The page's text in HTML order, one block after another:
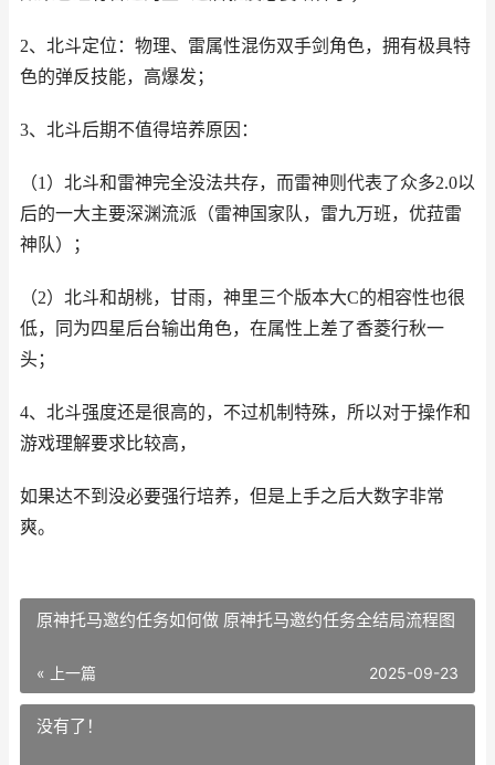
2、北斗定位：物理、雷属性混伤双手剑角色，拥有极具特
色的弹反技能，高爆发；
3、北斗后期不值得培养原因：
（1）北斗和雷神完全没法共存，而雷神则代表了众多2.0以
后的一大主要深渊流派（雷神国家队，雷九万班，优菈雷
神队）；
（2）北斗和胡桃，甘雨，神里三个版本大C的相容性也很
低，同为四星后台输出角色，在属性上差了香菱行秋一
头；
4、北斗强度还是很高的，不过机制特殊，所以对于操作和
游戏理解要求比较高，
如果达不到没必要强行培养，但是上手之后大数字非常
爽。
原神托马邀约任务如何做 原神托马邀约任务全结局流程图
« 上一篇 2025-09-23
没有了！